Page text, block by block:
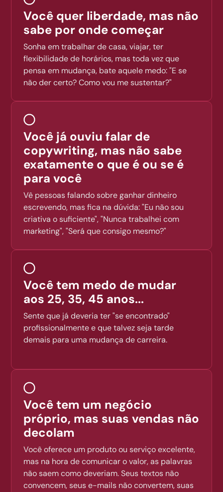
Você quer liberdade, mas não
sabe por onde começar
Sonha em trabalhar de casa, viajar, ter
flexibilidade de horários, mas toda vez que
pensa em mudança, bate aquele medo: "E se
não der certo? Como vou me sustentar?"
Você já ouviu falar de
copywriting, mas não sabe
exatamente o que é ou se é
para você
Vê pessoas falando sobre ganhar dinheiro
escrevendo, mas fica na dúvida: "Eu não sou
criativa o suficiente", "Nunca trabalhei com
marketing", "Será que consigo mesmo?"
Você tem medo de mudar
aos 25, 35, 45 anos...
Sente que já deveria ter "se encontrado"
profissionalmente e que talvez seja tarde
demais para uma mudança de carreira.
Você tem um negócio
próprio, mas suas vendas não
decolam
Você oferece um produto ou serviço excelente,
mas na hora de comunicar o valor, as palavras
não saem como deveriam. Seus textos não
convencem, seus e-mails não convertem, suas